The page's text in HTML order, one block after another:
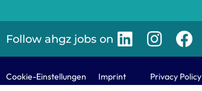
Follow ahgz jobs on
Cookie-Einstellungen Imprint Privacy Policy